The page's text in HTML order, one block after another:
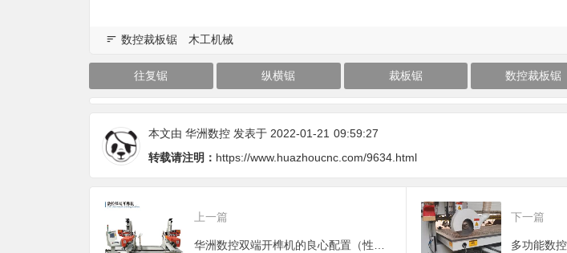
数控裁板锯 木工机械
往复锯 纵横锯 裁板锯 数控裁板锯
本文由 华洲数控 发表于 2022-01-21 09:59:27
转载请注明： https://www.huazhoucnc.com/9634.html
上一篇 下一篇
多功能数